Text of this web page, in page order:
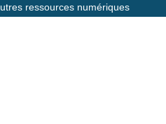
ressources numériques